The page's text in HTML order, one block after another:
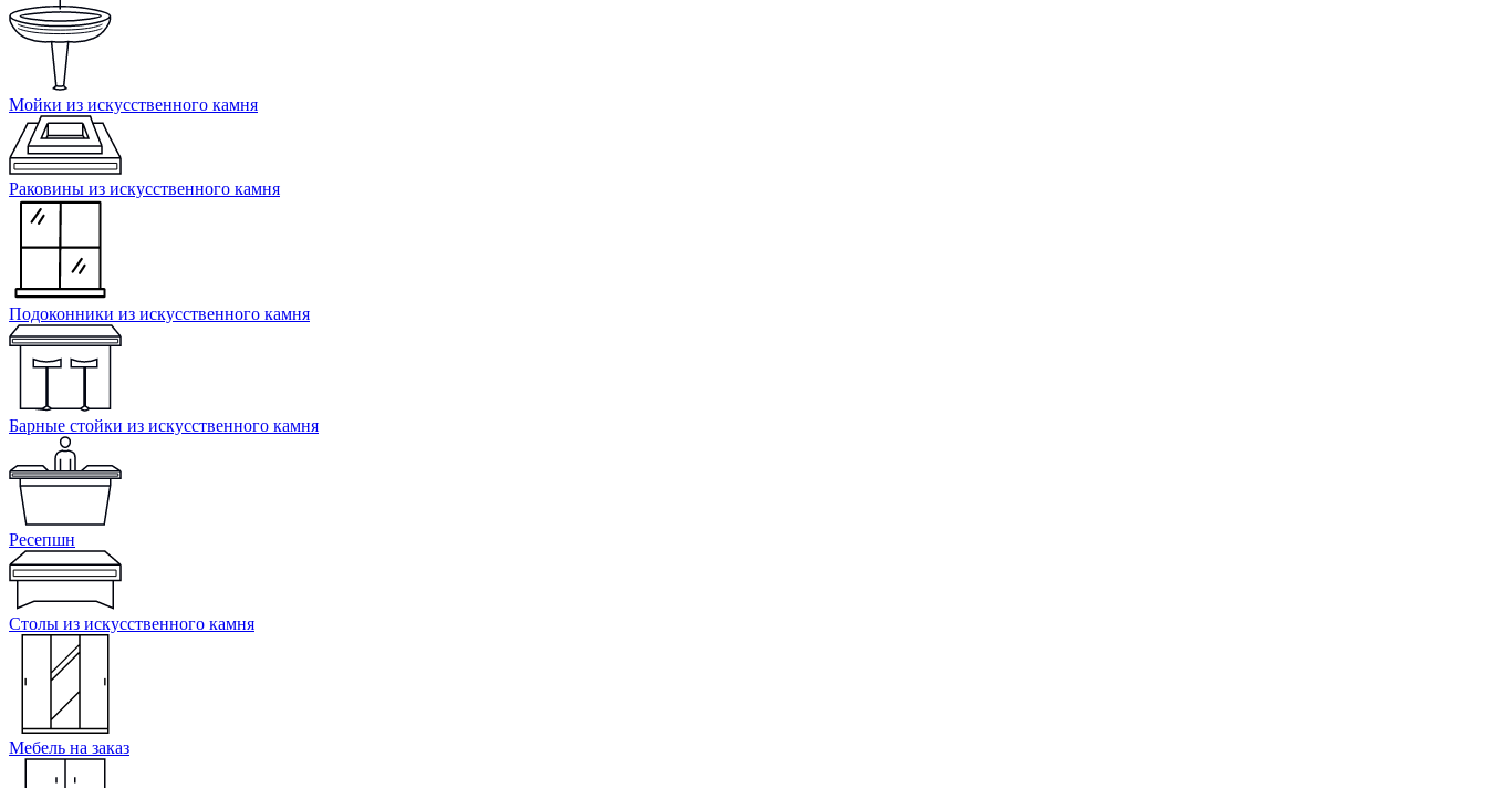
Мойки из искусственного камня
Раковины из искусственного камня
Подоконники из искусственного камня
Барные стойки из искусственного камня
Ресепшн
Cтолы из искусственного камня
Мебель на заказ